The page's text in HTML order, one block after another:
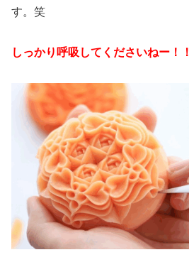
す。笑
しっかり呼吸してくださいねー！！